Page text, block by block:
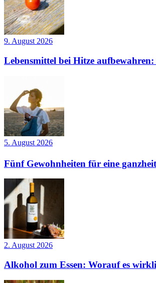
9. August 2026
Lebensmittel bei Hitze
5. August 2026
Fünf Gewohnheiten für eine
2. August 2026
Alkohol zum Essen: Worauf es